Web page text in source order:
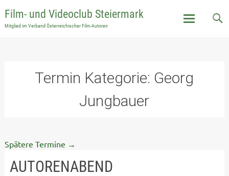
Film- und Videoclub Steiermark
Mitglied im Verband Österreichischer Film-Autoren
Termin Kategorie: Georg
Jungbauer
Spätere Termine →
AUTORENABEND